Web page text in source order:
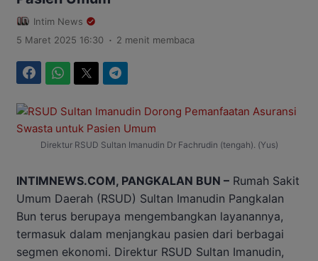
Intim News
5 Maret 2025 16:30 . 2 menit membaca
Direktur RSUD Sultan Imanudin Dr Fachrudin (tengah). (Yus)
INTIMNEWS.COM, PANGKALAN BUN – Rumah Sakit
Umum Daerah (RSUD) Sultan Imanudin Pangkalan
Bun terus berupaya mengembangkan layanannya,
termasuk dalam menjangkau pasien dari berbagai
segmen ekonomi. Direktur RSUD Sultan Imanudin,